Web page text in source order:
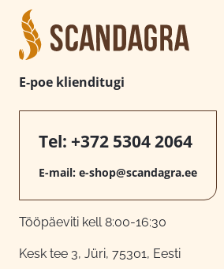
E-poe klienditugi
Tel: +372 5304 2064
E-mail: e-shop@scandagra.ee
Tööpäeviti kell 8:00-16:30
Kesk tee 3, Jüri, 75301, Eesti